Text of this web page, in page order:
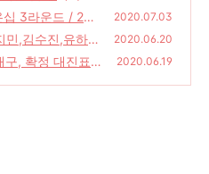
3라운드 / 202
라운드, '레이싱
2020.07.03
민,김수진,유하
(6)
2020.06.20
, 확정 대진표
2020.06.19